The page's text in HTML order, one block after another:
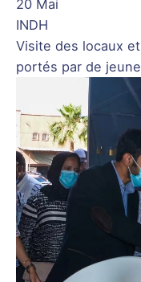
20 Mai
INDH
Visite des locaux
portés par de